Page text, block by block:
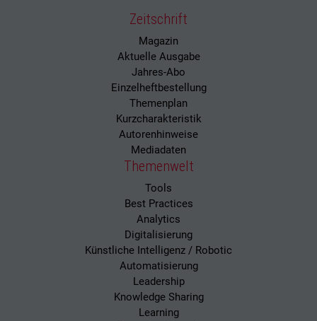
Zeitschrift
Magazin
Aktuelle Ausgabe
Jahres-Abo
Einzelheftbestellung
Themenplan
Kurzcharakteristik
Autorenhinweise
Mediadaten
Themenwelt
Tools
Best Practices
Analytics
Digitalisierung
Künstliche Intelligenz / Robotic
Automatisierung
Leadership
Knowledge Sharing
Learning